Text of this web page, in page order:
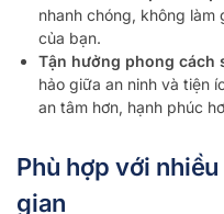
nhanh chóng, không
của bạn.
Tận hưởng phong cách
hảo giữa an ninh và tiện
an tâm hơn, hạnh phúc
Phù hợp với
gian